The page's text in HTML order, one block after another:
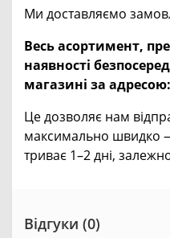
Ми доставляємо
Весь асортимент,
наявності
магазині за адресою:
Це дозволяє нам
максимально швидко
триває 1–2 дні,
Відгуки (0)